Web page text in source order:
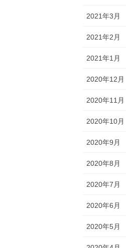
2021年3月
2021年2月
2021年1月
2020年12月
2020年11月
2020年10月
2020年9月
2020年8月
2020年7月
2020年6月
2020年5月